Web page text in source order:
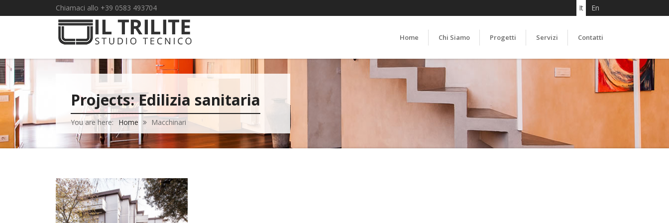
Chiamaci allo +39 0583 493704 It En
Home Chi Siamo Progetti Servizi Contatti
Projects:Edilizia sanitaria
You are here: Home Macchinari